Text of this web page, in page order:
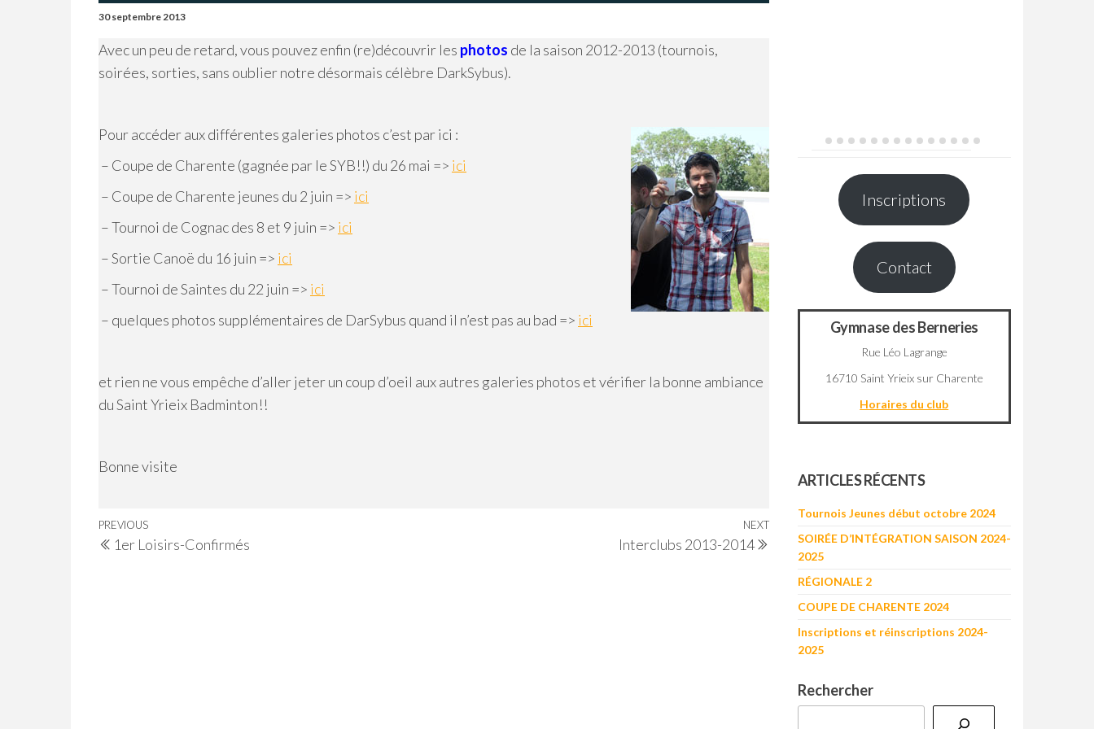
30 septembre 2013
Avec un peu de retard, vous pouvez enfin (re)découvrir les photos de la saison 2012-2013 (tournois,
soirées, sorties, sans oublier notre désormais célèbre DarkSybus).
Pour accéder aux différentes galeries photos c’est par ici :
– Coupe de Charente (gagnée par le SYB!!) du 26 mai => ici
– Coupe de Charente jeunes du 2 juin => ici
– Tournoi de Cognac des 8 et 9 juin => ici
– Sortie Canoë du 16 juin => ici
– Tournoi de Saintes du 22 juin => ici
– quelques photos supplémentaires de DarSybus quand il n’est pas au bad => ici
et rien ne vous empêche d’aller jeter un coup d’oeil aux autres galeries photos et vérifier la bonne ambiance
du Saint Yrieix Badminton!!
Bonne visite
Navigation
de
Previous
Post
PREVIOUS
1er Loisirs-Confirmés
Next
NEXT
Interclubs 2013-2014
Inscriptions
Contact
Gymnase des Berneries
Rue Léo Lagrange
16710 Saint Yrieix sur Charente
Horaires du club
+
ARTICLES RÉCENTS
Tournois Jeunes début octobre 2024
SOIRÉE D’INTÉGRATION SAISON 2024-
2025
RÉGIONALE 2
COUPE DE CHARENTE 2024
Inscriptions et réinscriptions 2024-
2025
Rechercher